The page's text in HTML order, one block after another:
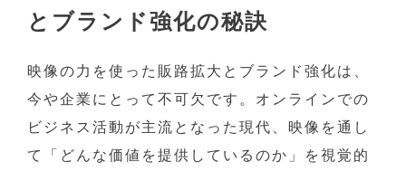
とブランド強化の秘訣
映像の力を使った販路拡大とブランド強化は、
今や企業にとって不可欠です。オンラインでの
ビジネス活動が主流となった現代、映像を通し
て「どんな価値を提供しているのか」を視覚的